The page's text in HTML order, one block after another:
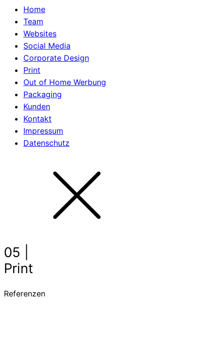
Home
Team
Websites
Social Media
Corporate Design
Print
Out of Home Werbung
Packaging
Kunden
Kontakt
Impressum
Datenschutz
05 |
Print
Referenzen